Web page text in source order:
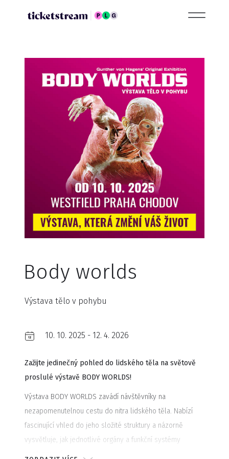
Body worlds
Výstava tělo v pohybu
10. 10. 2025 - 12. 4. 2026
Zažijte jedinečný pohled do lidského těla na světově
proslulé výstavě BODY WORLDS!
Výstava BODY WORLDS zavádí návštěvníky na
nezapomenutelnou cestu do nitra lidského těla. Nabízí
fascinující vhled do jeho složité struktury a názorně
vysvětluje, jak jednotlivé orgány a funkční systémy